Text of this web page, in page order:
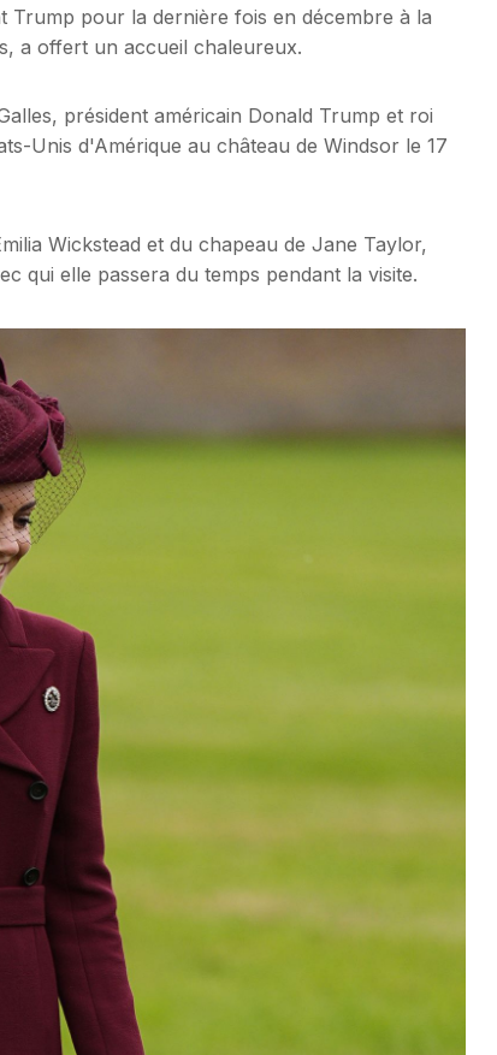
Trump pour la dernière fois en décembre à la
a offert un accueil chaleureux.
président américain Donald Trump et roi
Unis d'Amérique au château de Windsor le 17
Wickstead et du chapeau de Jane Taylor,
qui elle passera du temps pendant la visite.